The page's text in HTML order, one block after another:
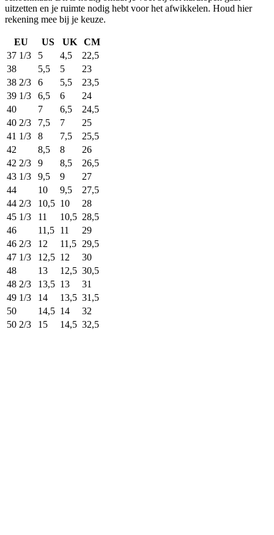
uitzetten en je ruimte nodig hebt voor het afwikkelen. Houd hier
rekening mee bij je keuze.
EU US UK
CM
37 1/3
5 4,5
22,5
38
5,5 5
23
38 2/3
6 5,5
23,5
39 1/3
6,5 6
24
40
7 6,5
24,5
40 2/3
7,5 7
25
41 1/3
8 7,5
25,5
42
8,5 8
26
42 2/3
9 8,5
26,5
43 1/3
9,5 9
27
44
10 9,5
27,5
44 2/3
10,5 10
28
45 1/3
11 10,5 28,5
46
11,5 11
29
46 2/3
12 11,5 29,5
47 1/3
12,5 12
30
48
13 12,5 30,5
48 2/3
13,5 13
31
49 1/3
14 13,5 31,5
50
14,5 14
32
50 2/3
15 14,5 32,5